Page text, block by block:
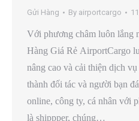
Gửi Hàng By airportcargo
Với phương châm luôn lắng
Hàng Giá Rẻ AirportCargo
nâng cao và cải thiện dịch
thành đối tác và người bạn
online, công ty, cá nhân với
là shippper, chúng…